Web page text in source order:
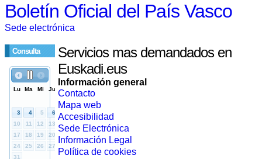
Boletín Oficial del País Vasco
Sede electrónica
Consulta
Servicios mas demandados en
Euskadi.eus
Información general
Contacto
Mapa web
Accesibilidad
Sede Electrónica
Información Legal
Política de cookies